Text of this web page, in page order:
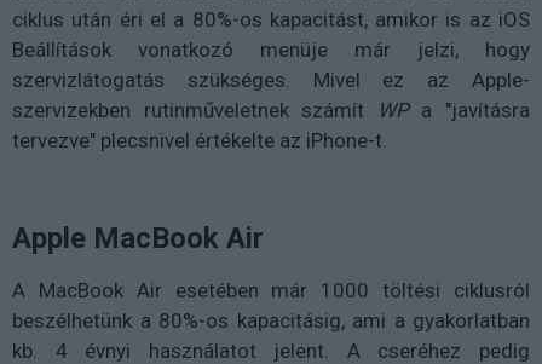
ciklus után éri el a 80%-os kapacitást, amikor is az iOS
Beállítások vonatkozó menüje már jelzi, hogy
szervizlátogatás szükséges. Mivel ez az Apple-
szervizekben rutinműveletnek számít
WPa "javításra
tervezve" plecsnivel értékelte az iPhone-t.
Apple MacBook Air
A MacBook Air esetében már 1000 töltési ciklusról
beszélhetünk a 80%-os kapacitásig, ami a gyakorlatban
kb. 4 évnyi használatot jelent. A cseréhez pedig